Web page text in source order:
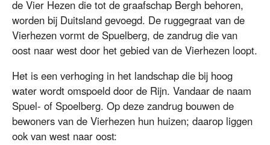
de Vier Hezen die tot de graafschap Bergh behoren,
worden bij Duitsland gevoegd. De ruggegraat van de
Vierhezen vormt de Spuelberg, de zandrug die van
oost naar west door het gebied van de Vierhezen loopt.
Het is een verhoging in het landschap die bij hoog
water wordt omspoeld door de Rijn. Vandaar de naam
Spuel- of Spoelberg. Op deze zandrug bouwen de
bewoners van de Vierhezen hun huizen; daarop liggen
ook van west naar oost: